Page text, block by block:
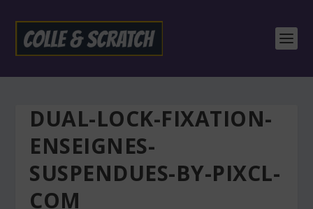
DUAL-LOCK-FIXATION-
ENSEIGNES-
SUSPENDUES-BY-PIXCL-
COM